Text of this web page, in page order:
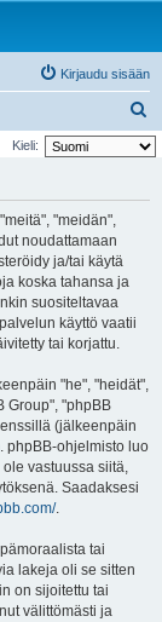
Kirjaudu sisään
t
Kieli:
"meidän",
noudattamaan
ja/tai käytä
koska tahansa ja
suositeltavaa
käyttö vaatii
tai korjattu.
"he", "heidät",
Group", "phpBB
(jälkeenpäin
. phpBB-ohjelmisto luo
vastuussa siitä,
Saadaksesi
.
tai
lakeja oli se sitten
on sijoitettu tai
välittömästi ja